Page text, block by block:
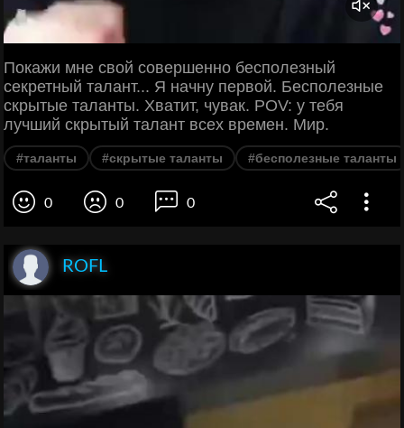
Покажи мне свой совершенно бесполезный
секретный талант... Я начну первой. Бесполезные
скрытые таланты. Хватит, чувак. POV: у тебя
лучший скрытый талант всех времен. Мир.
#таланты #скрытые таланты #бесполезные таланты
0 0 0
ROFL